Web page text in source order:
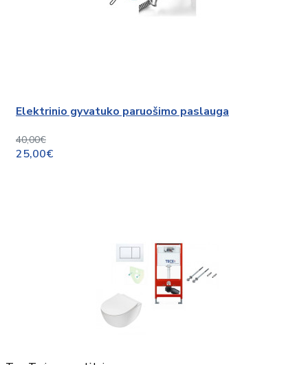
Elektrinio gyvatuko paruošimo paslauga
40,00€
25,00€